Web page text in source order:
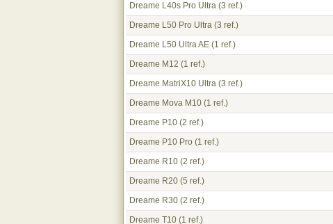
Dreame L40s Pro Ultra (3 ref.)
Dreame L50 Pro Ultra (3 ref.)
Dreame L50 Ultra AE (1 ref.)
Dreame M12 (1 ref.)
Dreame MatriX10 Ultra (3 ref.)
Dreame Mova M10 (1 ref.)
Dreame P10 (2 ref.)
Dreame P10 Pro (1 ref.)
Dreame R10 (2 ref.)
Dreame R20 (5 ref.)
Dreame R30 (2 ref.)
Dreame T10 (1 ref.)